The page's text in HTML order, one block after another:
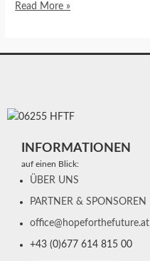
Read More »
INFORMATIONEN
auf einen Blick:
ÜBER UNS
PARTNER & SPONSOREN
office@hopeforthefuture.at
+43 (0)677 614 815 00